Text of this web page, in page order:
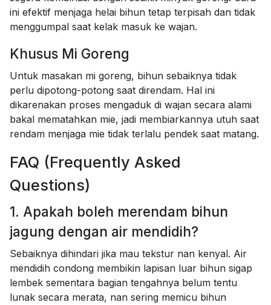
ini efektif menjaga helai bihun tetap terpisah dan tidak
menggumpal saat kelak masuk ke wajan.
Khusus Mi Goreng
Untuk masakan mi goreng, bihun sebaiknya tidak
perlu dipotong-potong saat direndam. Hal ini
dikarenakan proses mengaduk di wajan secara alami
bakal mematahkan mie, jadi membiarkannya utuh saat
rendam menjaga mie tidak terlalu pendek saat matang.
FAQ (Frequently Asked
Questions)
1. Apakah boleh merendam bihun
jagung dengan air mendidih?
Sebaiknya dihindari jika mau tekstur nan kenyal. Air
mendidih condong membikin lapisan luar bihun sigap
lembek sementara bagian tengahnya belum tentu
lunak secara merata, nan sering memicu bihun